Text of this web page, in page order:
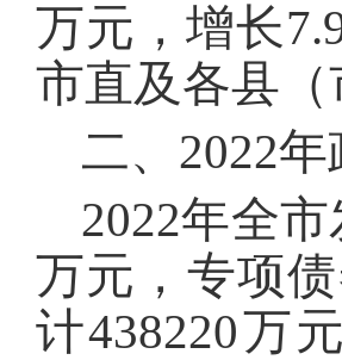
万元，增长
市直及各县
二、2022
2022年全
万元，专项
计438220万